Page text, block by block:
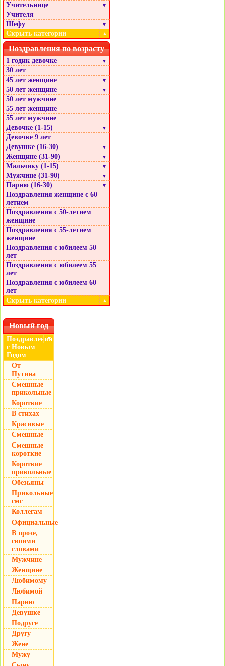
Учительнице ▼
Учителя
Шефу
▼
Скрыть категории ▲
Поздравления по возрасту
1 годик девочке ▼
30 лет
45 лет женщине
▼
50 лет женщине ▼
50 лет мужчине
55 лет женщине
55 лет мужчине
Девочке (1-15)
▼
Девочке 9 лет
Девушке (16-30)
▼
Женщине (31-90) ▼
Мальчику (1-15) ▼
Мужчине (31-90) ▼
Парню (16-30) ▼
Поздравления женщине с 60
летием
Поздравления с 50-летием
женщине
Поздравления с 55-летием
женщине
Поздравления с юбилеем 50
лет
Поздравления с юбилеем 55
лет
Поздравления с юбилеем 60
лет
Скрыть категории
▲
Новый год
Поздравления
с Новым
Годом
▼
От
Путина
Смешные
прикольные
Короткие
В стихах
Красивые
Смешные
Смешные
короткие
Короткие
прикольные
Обезьяны
Прикольные
смс
Коллегам
Официальные
В прозе,
своими
словами
Мужчине
Женщине
Любимому
Любимой
Парню
Девушке
Подруге
Другу
Жене
Мужу